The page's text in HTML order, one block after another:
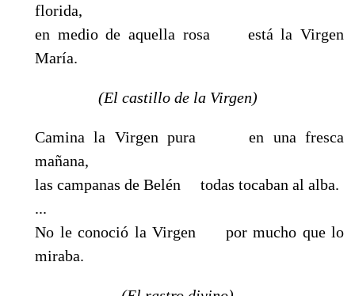
florida,
en medio de aquella rosa está la Virgen
María.
(El castillo de la Virgen)
Camina la Virgen pura en una fresca
mañana,
las campanas de Belén todas tocaban al alba.
...
No le conoció la Virgen por mucho que lo
miraba.